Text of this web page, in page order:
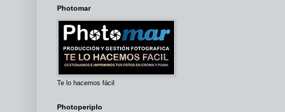
Photomar
Te lo hacemos fácil
Photoperiplo